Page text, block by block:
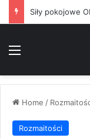
Home /
Rozmaitości